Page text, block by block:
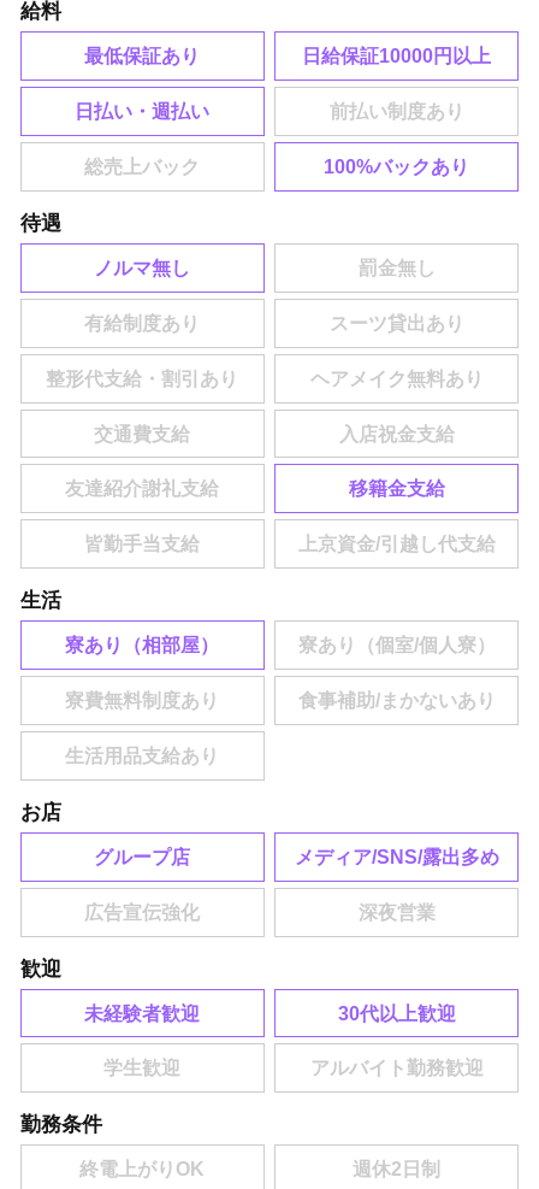
給料
最低保証あり 日給保証10000円以上
日払い・週払い
100%バックあり
待遇
ノルマ無し
移籍金支給
生活
寮あり（相部屋）
お店
グループ店 メディア/SNS/露出多め
歓迎
未経験者歓迎 30代以上歓迎
勤務条件